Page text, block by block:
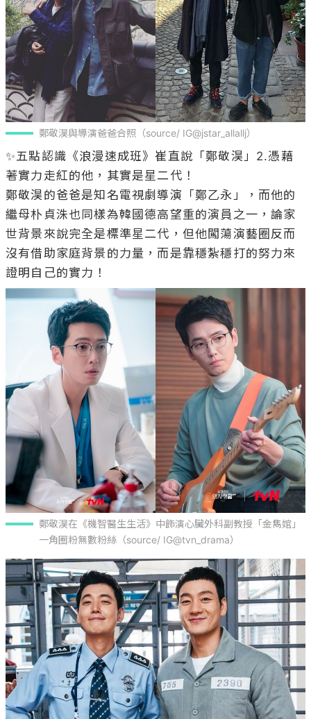
鄭敬淏與導演爸爸合照（source/ IG@jstar_allallj）
✨五點認識《浪漫速成班》崔直說「鄭敬淏」2.憑藉
著實力走紅的他，其實是星二代！
鄭敬淏的爸爸是知名電視劇導演「鄭乙永」，而他的
繼母朴貞洙也同樣為韓國德高望重的演員之一，論家
世背景來說完全是標準星二代，但他闖蕩演藝圈反而
沒有借助家庭背景的力量，而是靠穩紮穩打的努力來
鄭敬淏在《機智醫生生活》中飾演心臟外科副教授「金雋婠」
一角圈粉無數粉絲（source/ IG@tvn_drama）